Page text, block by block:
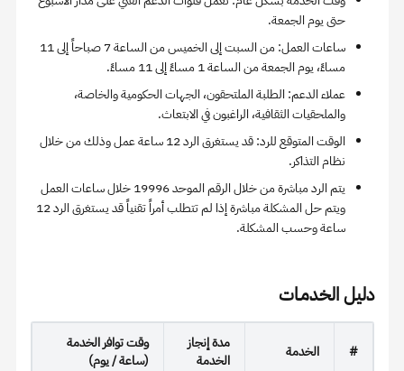
حتى يوم الجمعة.
ساعات العمل: من السبت إلى الخميس من الساعة 7 صباحاً إلى 11
مساءً، يوم الجمعة من الساعة 1 مساءً إلى 11 مساءً.
عملاء الدعم: الطلبة الملتحقون، الجهات الحكومية والخاصة،
والملحقيات الثقافية، الراغبون في الابتعاث.
الوقت المتوقع للرد: قد يستغرق الرد 12 ساعة عمل وذلك من خلال
نظام التذاكر.
يتم الرد مباشرة من خلال الرقم الموحد 19996 خلال ساعات العمل
ويتم حل المشكلة مباشرة إذا لم تتطلب أمراً تقنياً قد يستغرق الرد 12
ساعة وحسب المشكلة.
دليل الخدمـات
# الخدمة
مدة إنجاز
الخدمة
وقت توافر الخدمة
(ساعة / يوم)